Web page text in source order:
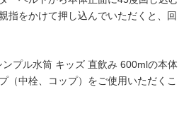
指をかけて押し込んでいただくと、回
プル水筒 キッズ 直飲み 600mlの本体
（中栓、コップ）をご使用いただくこ